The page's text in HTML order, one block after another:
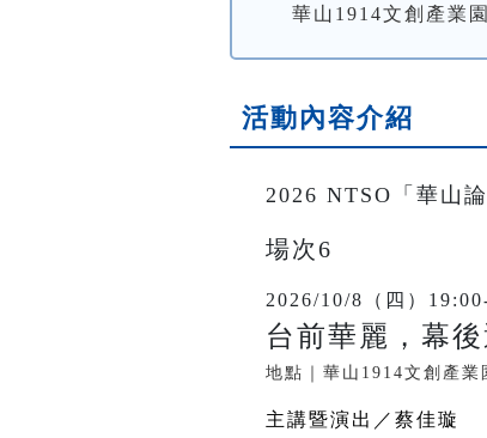
華山1914文創產業
活動內容介紹
2026 NTSO「華山論
場次6
2026/10/8（四）
台前華麗，幕
地點｜華山1914文創產業
主講暨演出／蔡佳璇